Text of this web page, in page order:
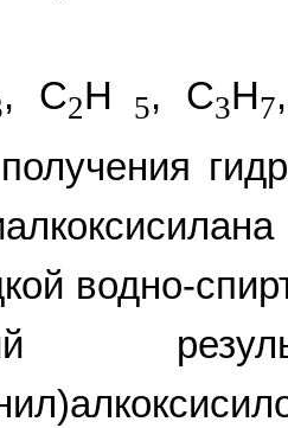
, С2Н 5, С3Н7
водно-